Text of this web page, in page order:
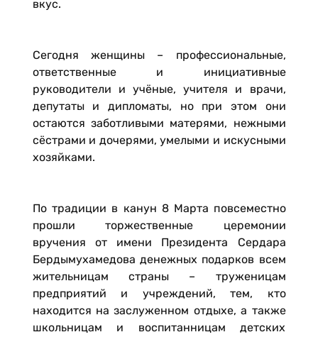
вкус.
Сегодня женщины – профессиональные,
ответственные и инициативные
руководители и учёные, учителя и врачи,
депутаты и дипломаты, но при этом они
остаются заботливыми матерями, нежными
сёстрами и дочерями, умелыми и искусными
хозяйками.
По традиции в канун 8 Марта повсеместно
прошли торжественные церемонии
вручения от имени Президента Сердара
Бердымухамедова денежных подарков всем
жительницам страны – труженицам
предприятий и учреждений, тем, кто
находится на заслуженном отдыхе, а также
школьницам и воспитанницам детских